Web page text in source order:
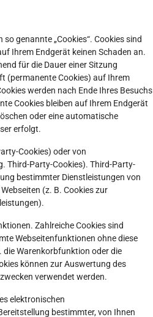
genannte „Cookies“. Cookies sind
Ihrem Endgerät keinen Schaden an.
für die Dauer einer Sitzung
(permanente Cookies) auf Ihrem
werden nach Ende Ihres Besuchs
Cookies bleiben auf Ihrem Endgerät
oder eine automatische
erfolgt.
Cookies) oder von
Third-Party-Cookies). Third-Party-
bestimmter Dienstleistungen von
(z. B. Cookies zur
Zahlreiche Cookies sind
Webseitenfunktionen ohne diese
Warenkorbfunktion oder die
können zur Auswertung des
verwendet werden.
elektronischen
bestimmter, von Ihnen